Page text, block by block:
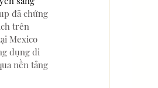
đã chứng
trên
Mexico
dụng di
nền tảng